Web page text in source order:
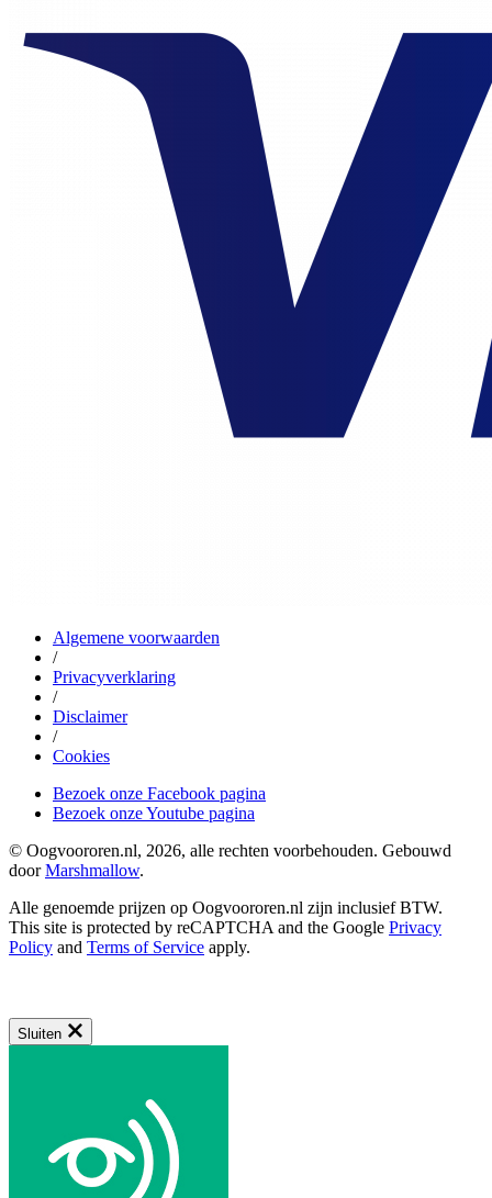
Algemene voorwaarden
/
Privacyverklaring
/
Disclaimer
/
Cookies
Bezoek onze Facebook pagina
Bezoek onze Youtube pagina
© Oogvoororen.nl, 2026, alle rechten voorbehouden. Gebouwd
doorMarshmallow.
Alle genoemde prijzen op Oogvoororen.nl zijn inclusief BTW.
This site is protected by reCAPTCHA and the Google Privacy
Policy and Terms of Service apply.
Sluiten